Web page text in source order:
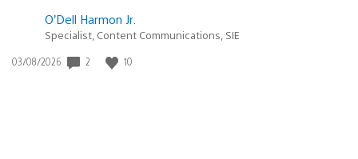
O’Dell Harmon Jr.
Specialist, Content Communications, SIE
Date
03/08/2026 2 10